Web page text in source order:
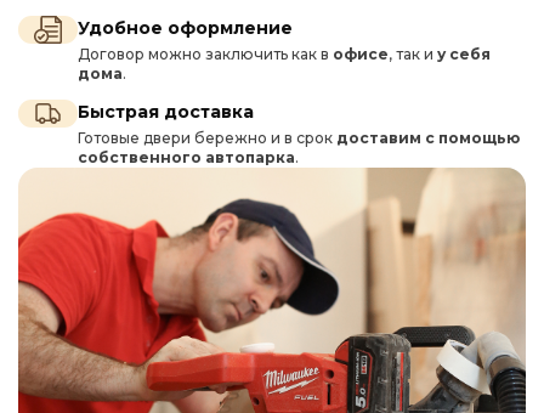
Удобное оформление
Договор можно заключить как в офисе, так и у себя
дома.
Быстрая доставка
Готовые двери бережно и в срок доставим с помощью
собственного автопарка.